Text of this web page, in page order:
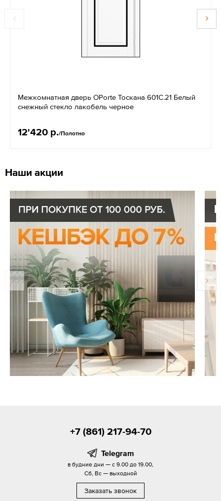
Межкомнатная дверь OPorte Тоскана 601С.21 Белый
снежный стекло лакобель черное
12'420 р./Полотно
Наши акции
+7 (861) 217-94-70
Telegram
в будние дни — с 9.00 до 19.00,
Сб, Вс — выходной
Заказать звонок